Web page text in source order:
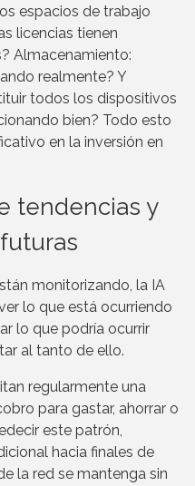
espacios de trabajo
licencias tienen
Almacenamiento:
realmente? Y
todos los dispositivos
bien? Todo esto
en la inversión en
tendencias y
monitorizando, la IA
lo que está ocurriendo
lo que podría ocurrir
al tanto de ello.
regularmente una
para gastar, ahorrar o
este patrón,
hacia finales de
la red se mantenga sin